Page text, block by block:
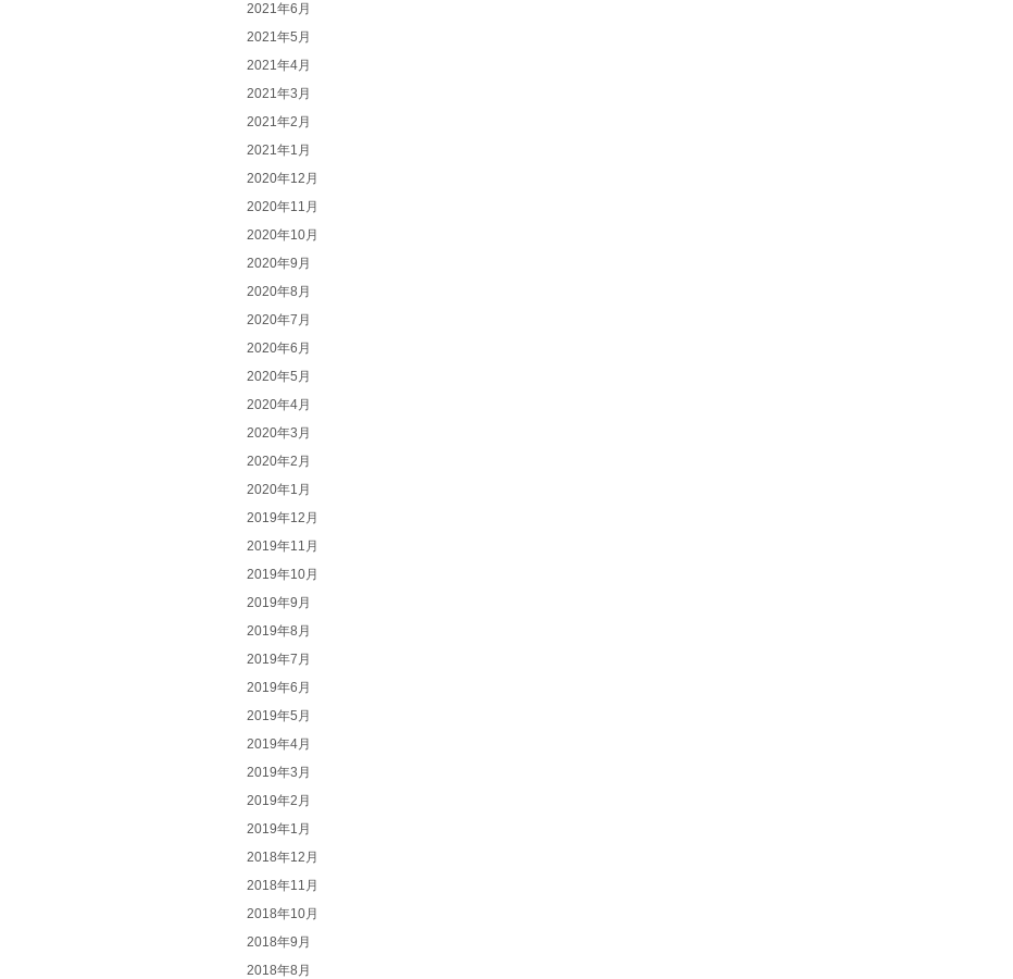
2021年6月
2021年5月
2021年4月
2021年3月
2021年2月
2021年1月
2020年12月
2020年11月
2020年10月
2020年9月
2020年8月
2020年7月
2020年6月
2020年5月
2020年4月
2020年3月
2020年2月
2020年1月
2019年12月
2019年11月
2019年10月
2019年9月
2019年8月
2019年7月
2019年6月
2019年5月
2019年4月
2019年3月
2019年2月
2019年1月
2018年12月
2018年11月
2018年10月
2018年9月
2018年8月